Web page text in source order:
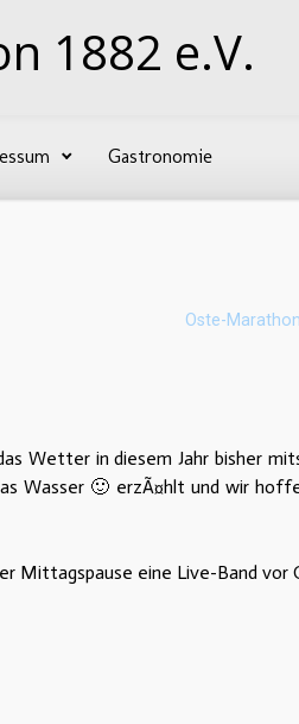
1882 e.V.
Gastronomie
Oste-
Wetter in diesem Jahr bisher
Wasser 🙂 erzÃ¤hlt und wir
Mittagspause eine Live-Band vor